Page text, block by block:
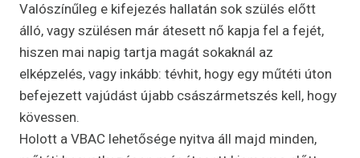
Valószínűleg e kifejezés hallatán sok szülés előtt
álló, vagy szülésen már átesett nő kapja fel a fejét,
hiszen mai napig tartja magát sokaknál az
elképzelés, vagy inkább: tévhit, hogy egy műtéti úton
befejezett vajúdást újabb császármetszés kell, hogy
kövessen.
Holott a VBAC lehetősége nyitva áll majd minden,